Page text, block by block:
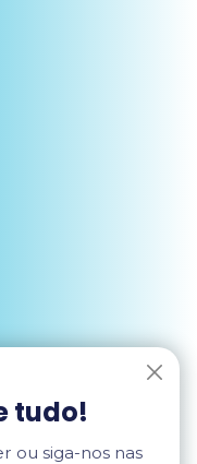
tudo!
ou siga-nos nas